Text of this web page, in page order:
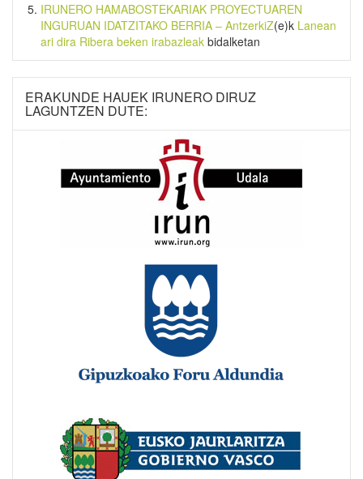
IRUNERO HAMABOSTEKARIAK PROYECTUAREN
INGURUAN IDATZITAKO BERRIA – AntzerkiZ(e)k Lanean
ari dira Ribera beken irabazleak bidalketan
ERAKUNDE HAUEK IRUNERO DIRUZ
LAGUNTZEN DUTE: